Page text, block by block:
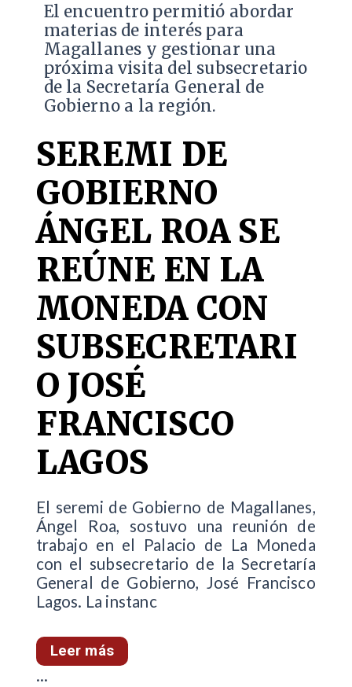
El encuentro permitió abordar
materias de interés para
Magallanes y gestionar una
próxima visita del subsecretario
de la Secretaría General de
Gobierno a la región.
SEREMI DE
GOBIERNO
ÁNGEL ROA SE
REÚNE EN LA
MONEDA CON
SUBSECRETARI
O JOSÉ
FRANCISCO
LAGOS
El seremi de Gobierno de Magallanes,
Ángel Roa, sostuvo una reunión de
trabajo en el Palacio de La Moneda
con el subsecretario de la Secretaría
General de Gobierno, José Francisco
Lagos. La instanc
Leer más
...